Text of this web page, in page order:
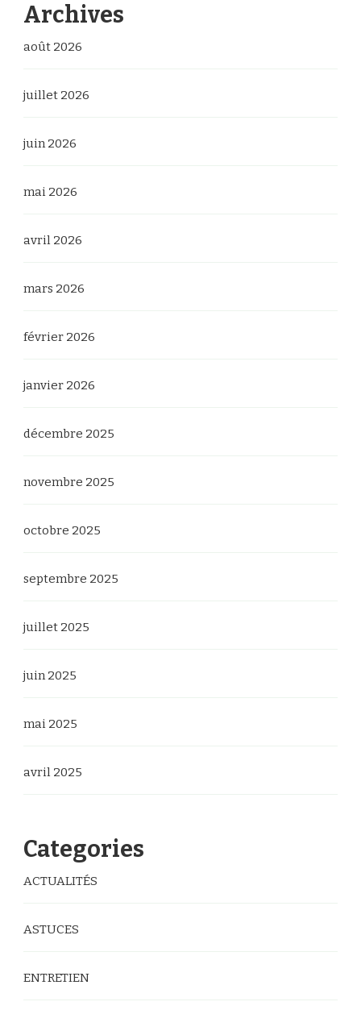
Archives
août 2026
juillet 2026
juin 2026
mai 2026
avril 2026
mars 2026
février 2026
janvier 2026
décembre 2025
novembre 2025
octobre 2025
septembre 2025
juillet 2025
juin 2025
mai 2025
avril 2025
Categories
ACTUALITÉS
ASTUCES
ENTRETIEN